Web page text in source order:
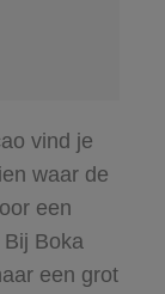
vind je
waar de
een
Boka
een grot